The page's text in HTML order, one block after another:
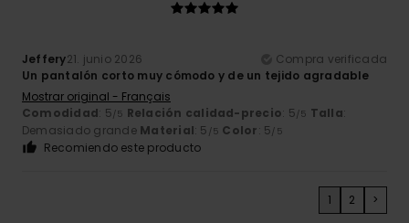
Jeffery21. junio 2026
Compra verificada
Un pantalón corto muy cómodo y de un tejido agradable
Mostrar original - Français
Comodidad: 5/5 Relación calidad-precio: 5/5 Talla:
Demasiado grande Material: 5 /5 Color: 5/5
Recomiendo este producto
1 2 >